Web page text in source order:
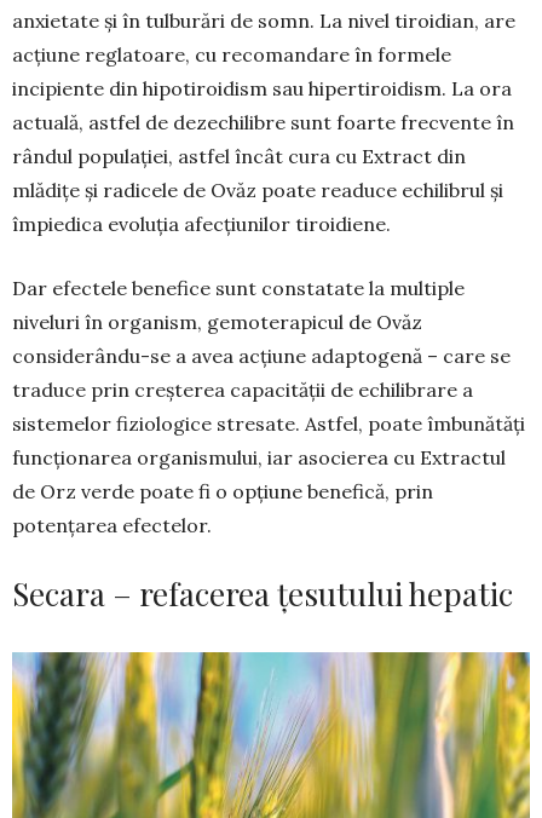
anxietate și în tulburări de somn. La nivel tiroidian, are
acțiune regla­toare, cu recomandare în formele
incipiente din hipotiroidism sau hipertiroidism. La ora
ac­tuală, astfel de dezechilibre sunt foarte frecvente în
rândul populației, astfel încât cura cu Extract din
mlădițe și radicele de Ovăz poate readuce echi­librul și
împiedica evoluția afecțiunilor tiroi­diene.
Dar efectele benefice sunt constatate la mul­tiple
niveluri în organism, gemoterapicul de Ovăz
considerându-se a avea acțiune adaptogenă – care se
traduce prin creșterea capacității de echilibrare a
sistemelor fiziologice stresate. Astfel, poate îmbunătăți
funcționarea organismului, iar asocie­rea cu Extractul
de Orz verde poate fi o opțiune benefică, prin
potențarea efectelor.
Secara – refacerea țesutului hepatic